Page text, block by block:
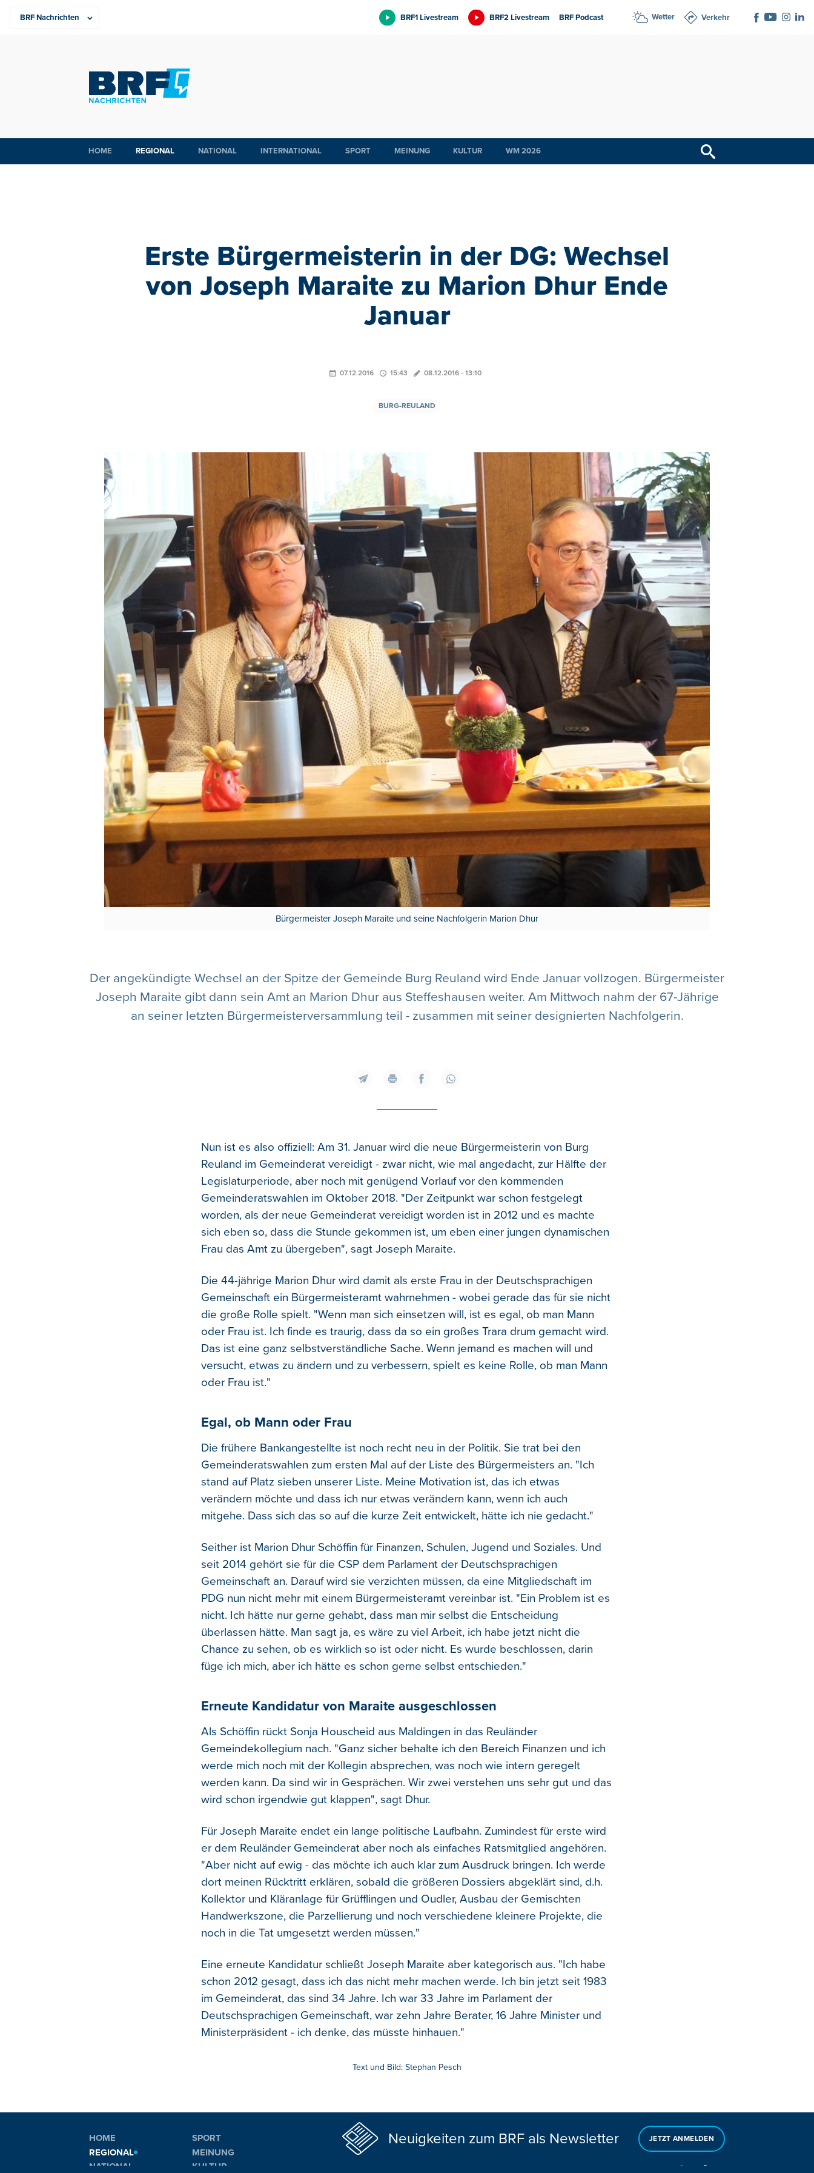
BRF1 Livestream BRF2 Livestream BRF Podcast Wetter Verkehr
HOME REGIONAL NATIONAL INTERNATIONAL SPORT MEINUNG KULTUR WM 2026
Erste Bürgermeisterin in der DG: Wechsel
von Joseph Maraite zu Marion Dhur Ende
Januar
07.12.2016 15:43 08.12.2016 - 13:10
BURG-REULAND
Bürgermeister Joseph Maraite und seine Nachfolgerin Marion Dhur
Der angekündigte Wechsel an der Spitze der Gemeinde Burg Reuland wird Ende Januar vollzogen. Bürgermeister
Joseph Maraite gibt dann sein Amt an Marion Dhur aus Steffeshausen weiter. Am Mittwoch nahm der 67-Jährige
an seiner letzten Bürgermeisterversammlung teil - zusammen mit seiner designierten Nachfolgerin.
Nun ist es also offiziell: Am 31. Januar wird die neue Bürgermeisterin von Burg
Reuland im Gemeinderat vereidigt - zwar nicht, wie mal angedacht, zur Hälfte der
Legislaturperiode, aber noch mit genügend Vorlauf vor den kommenden
Gemeinderatswahlen im Oktober 2018. "Der Zeitpunkt war schon festgelegt
worden, als der neue Gemeinderat vereidigt worden ist in 2012 und es machte
sich eben so, dass die Stunde gekommen ist, um eben einer jungen dynamischen
Frau das Amt zu übergeben", sagt Joseph Maraite.
Die 44-jährige Marion Dhur wird damit als erste Frau in der Deutschsprachigen
Gemeinschaft ein Bürgermeisteramt wahrnehmen - wobei gerade das für sie nicht
die große Rolle spielt. "Wenn man sich einsetzen will, ist es egal, ob man Mann
oder Frau ist. Ich finde es traurig, dass da so ein großes Trara drum gemacht wird.
Das ist eine ganz selbstverständliche Sache. Wenn jemand es machen will und
versucht, etwas zu ändern und zu verbessern, spielt es keine Rolle, ob man Mann
oder Frau ist."
Egal, ob Mann oder Frau
Die frühere Bankangestellte ist noch recht neu in der Politik. Sie trat bei den
Gemeinderatswahlen zum ersten Mal auf der Liste des Bürgermeisters an. "Ich
stand auf Platz sieben unserer Liste. Meine Motivation ist, das ich etwas
verändern möchte und dass ich nur etwas verändern kann, wenn ich auch
mitgehe. Dass sich das so auf die kurze Zeit entwickelt, hätte ich nie gedacht."
Seither ist Marion Dhur Schöffin für Finanzen, Schulen, Jugend und Soziales. Und
seit 2014 gehört sie für die CSP dem Parlament der Deutschsprachigen
Gemeinschaft an. Darauf wird sie verzichten müssen, da eine Mitgliedschaft im
PDG nun nicht mehr mit einem Bürgermeisteramt vereinbar ist. "Ein Problem ist es
nicht. Ich hätte nur gerne gehabt, dass man mir selbst die Entscheidung
überlassen hätte. Man sagt ja, es wäre zu viel Arbeit, ich habe jetzt nicht die
Chance zu sehen, ob es wirklich so ist oder nicht. Es wurde beschlossen, darin
füge ich mich, aber ich hätte es schon gerne selbst entschieden."
Erneute Kandidatur von Maraite ausgeschlossen
Als Schöffin rückt Sonja Houscheid aus Maldingen in das Reuländer
Gemeindekollegium nach. "Ganz sicher behalte ich den Bereich Finanzen und ich
werde mich noch mit der Kollegin absprechen, was noch wie intern geregelt
werden kann. Da sind wir in Gesprächen. Wir zwei verstehen uns sehr gut und das
wird schon irgendwie gut klappen", sagt Dhur.
Für Joseph Maraite endet ein lange politische Laufbahn. Zumindest für erste wird
er dem Reuländer Gemeinderat aber noch als einfaches Ratsmitglied angehören.
"Aber nicht auf ewig - das möchte ich auch klar zum Ausdruck bringen. Ich werde
dort meinen Rücktritt erklären, sobald die größeren Dossiers abgeklärt sind, d.h.
Kollektor und Kläranlage für Grüfflingen und Oudler, Ausbau der Gemischten
Handwerkszone, die Parzellierung und noch verschiedene kleinere Projekte, die
noch in die Tat umgesetzt werden müssen."
Eine erneute Kandidatur schließt Joseph Maraite aber kategorisch aus. "Ich habe
schon 2012 gesagt, dass ich das nicht mehr machen werde. Ich bin jetzt seit 1983
im Gemeinderat, das sind 34 Jahre. Ich war 33 Jahre im Parlament der
Deutschsprachigen Gemeinschaft, war zehn Jahre Berater, 16 Jahre Minister und
Ministerpräsident - ich denke, das müsste hinhauen."
Text und Bild: Stephan Pesch
HOME
REGIONAL
NATIONAL
SPORT
MEINUNG
KULTUR
Neuigkeiten zum BRF als Newsletter JETZT ANMELDEN